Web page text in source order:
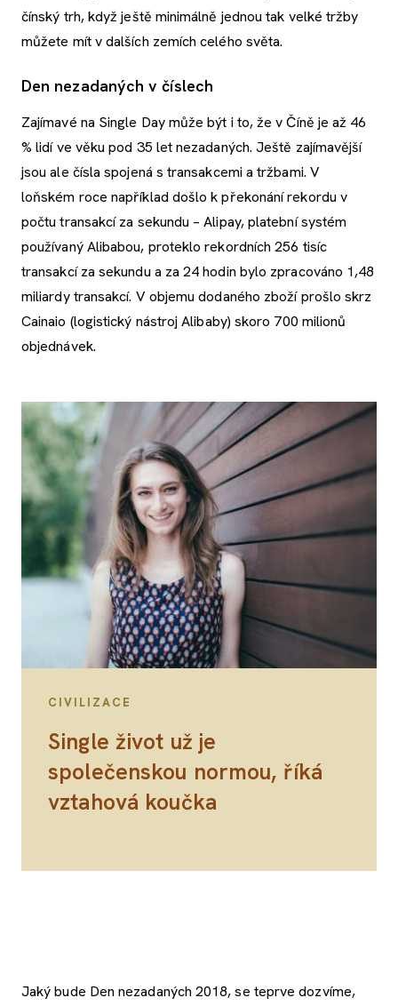
čínský trh, když ještě minimálně jednou tak velké tržby
můžete mít v dalších zemích celého světa.
Den nezadaných v číslech
Zajímavé na Single Day může být i to, že v Číně je až 46
% lidí ve věku pod 35 let nezadaných. Ještě zajímavější
jsou ale čísla spojená s transakcemi a tržbami. V
loňském roce například došlo k překonání rekordu v
počtu transakcí za sekundu – Alipay, platební systém
používaný Alibabou, proteklo rekordních 256 tisíc
transakcí za sekundu a za 24 hodin bylo zpracováno 1,48
miliardy transakcí. V objemu dodaného zboží prošlo skrz
Cainaio (logistický nástroj Alibaby) skoro 700 milionů
objednávek.
CIVILIZACE
Single život už je
společenskou normou, říká
vztahová koučka
Jaký bude Den nezadaných 2018, se teprve dozvíme,